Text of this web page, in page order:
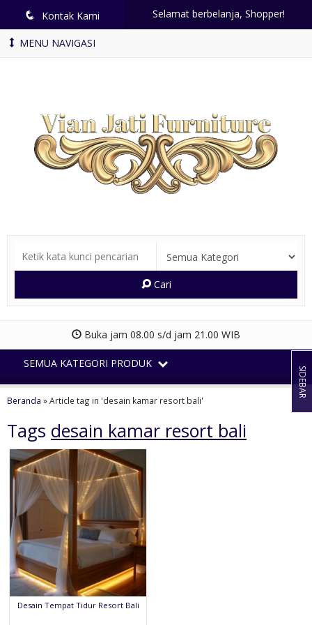
q Kontak Kami Selamat berbelanja, Shopper!
MENU NAVIGASI
Cari
Buka jam 08.00 s/d jam 21.00 WIB
SEMUA KATEGORI PRODUK
Beranda »Article tag in 'desain kamar resort bali'
Tags desain kamar resort bali
Desain Tempat Tidur Resort Bali
SIDEBAR